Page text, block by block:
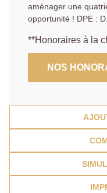
aménager une
opportunité ! DPE :
**Honoraires à la
NOS